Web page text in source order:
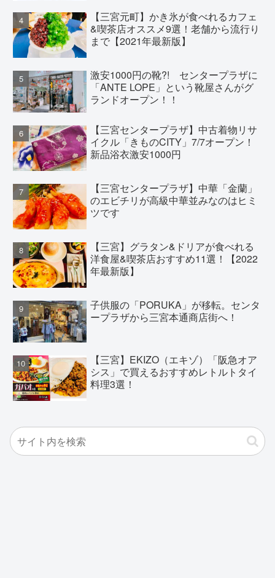
【三宮元町】かき氷が食べれるカフェ
&喫茶店オススメ9選！老舗から流行り
まで【2021年最新版】
激安1000円の靴?! センタープラザに
「ANTE LOPE」という靴屋さんがグ
ランドオープン！！
【三宮センタープラザ】中古着物リサ
イクル「きものCITY」7/7オープン！
新品浴衣激安1000円
【三宮センタープラザ】中華「金蘭」
のエビチリが高級中華並みなのはヒミ
ツです
【三宮】グラタン&ドリアが食べれる
洋食屋&喫茶店おすすめ11選！【2022
年最新版】
子供服の「PORUKA」が移転。センタ
ープラザから三宮本通商店街へ！
【三宮】EKIZO（エキゾ）「阪急オア
シス」で買えるおすすめレトルトタイ
料理3選！